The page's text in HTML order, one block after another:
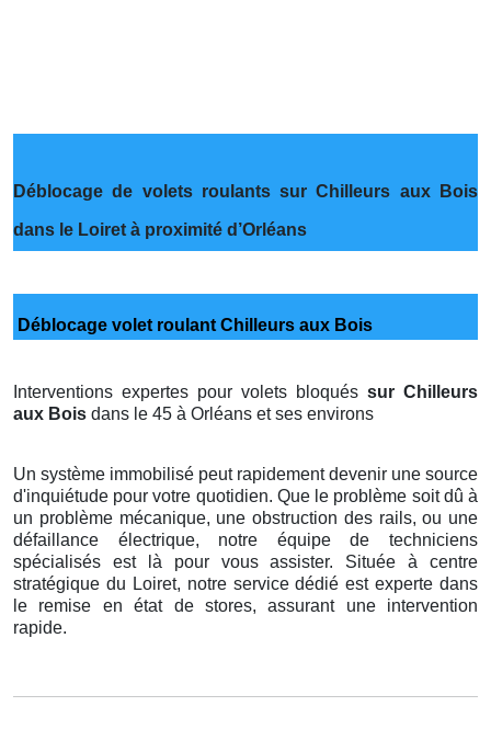
Déblocage de volets roulants sur Chilleurs aux Bois
dans le Loiret à proximité d’Orléans
Déblocage volet roulant Chilleurs aux Bois
Interventions expertes pour volets bloqués sur Chilleurs
aux Bois dans le 45 à Orléans et ses environs
Un système immobilisé peut rapidement devenir une source
d'inquiétude pour votre quotidien. Que le problème soit dû à
un problème mécanique, une obstruction des rails, ou une
défaillance électrique, notre équipe de techniciens
spécialisés est là pour vous assister. Située à centre
stratégique du Loiret, notre service dédié est experte dans
le remise en état de stores, assurant une intervention
rapide.